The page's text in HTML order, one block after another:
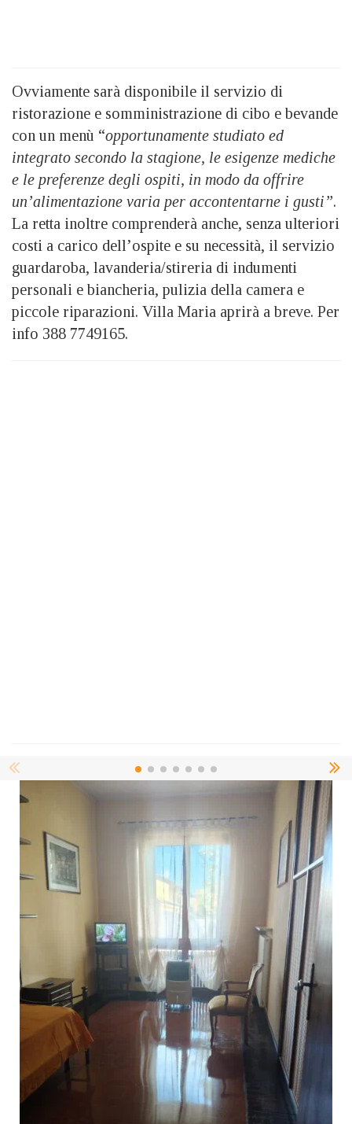
Ovviamente sarà disponibile il servizio di
ristorazione e somministrazione di cibo e bevande
con un menù “opportunamente studiato ed
integrato secondo la stagione, le esigenze mediche
e le preferenze degli ospiti, in modo da offrire
un’alimentazione varia per accontentarne i gusti”.
La retta inoltre comprenderà anche, senza ulteriori
costi a carico dell’ospite e su necessità, il servizio
guardaroba, lavanderia/stireria di indumenti
personali e biancheria, pulizia della camera e
piccole riparazioni. Villa Maria aprirà a breve. Per
info 388 7749165.